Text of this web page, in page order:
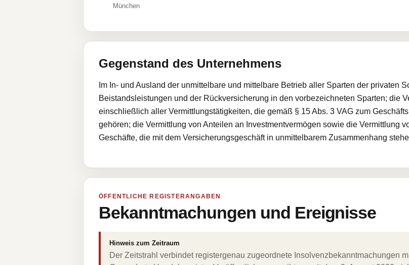
München
Gegenstand des Unternehmens
Im In- und Ausland der unmittelbare und mittelbare Betrieb aller Sparten der privaten
Beistandsleistungen und der Rückversicherung in den vorbezeichneten Sparten; die
einschließlich aller Vermittlungstätigkeiten, die gemäß § 15 Abs. 3 VAG zum
gehören; die Vermittlung von Anteilen an Investmentvermögen sowie die Vermittlung
Geschäfte, die mit dem Versicherungsgeschäft in unmittelbarem Zusammenhang
ÖFFENTLICHE REGISTERANGABEN
Bekanntmachungen und Ereignisse
Hinweis zum Zeitraum
Der Zeitstrahl verbindet registergenau zugeordnete Insolvenzbekanntmachungen